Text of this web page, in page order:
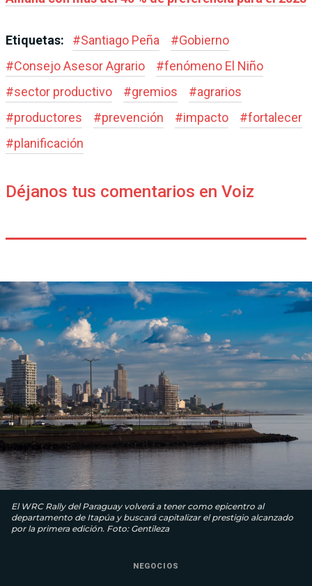
Etiquetas: #Santiago Peña #Gobierno
#Consejo Asesor Agrario #fenómeno El Niño
#sector productivo #gremios #agrarios
#productores #prevención #impacto #fortalecer
#planificación
Déjanos tus comentarios en Voiz
El WRC Rally del Paraguay volverá a tener como epicentro al
departamento de Itapúa y buscará capitalizar el prestigio alcanzado
por la primera edición. Foto: Gentileza
NEGOCIOS